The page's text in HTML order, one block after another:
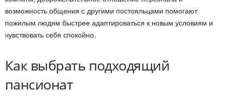
возможность общения с другими постояльцами помогают
пожилым людям быстрее адаптироваться к новым условиям и
чувствовать себя спокойно.
Как выбрать подходящий
пансионат